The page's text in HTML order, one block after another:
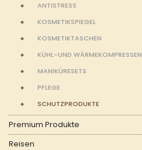
ANTISTRESS
KOSMETIKSPIEGEL
KOSMETIKTASCHEN
KÜHL-UND WÄRMEKOMPRESSEN
MANIKÜRESETS
PFLEGE
SCHUTZPRODUKTE
Premium Produkte
Reisen